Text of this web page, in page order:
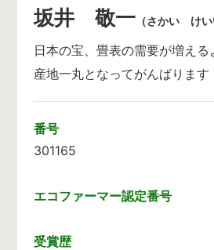
坂井 敬一（さかい けい
日本の宝、畳表の需要が増える
産地一丸となってがんばります
番号
301165
エコファーマー認定番号
受賞歴